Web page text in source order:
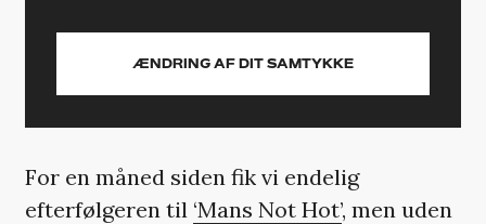
ÆNDRING AF DIT SAMTYKKE
For en måned siden fik vi endelig
efterfølgeren til ‘Mans Not Hot’, men uden